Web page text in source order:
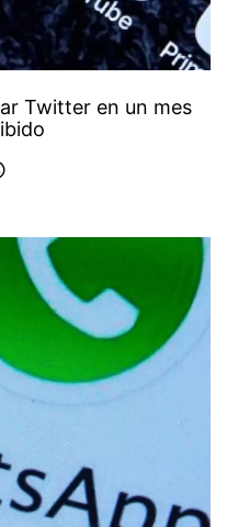
Twitter en un mes